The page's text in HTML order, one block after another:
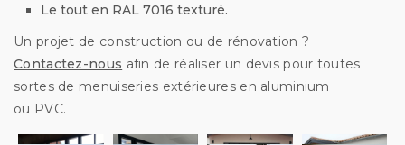
Le tout en RAL 7016 texturé.
Un projet de construction ou de rénovation ?
Contactez-nous afin de réaliser un devis pour toutes
sortes de menuiseries extérieures en aluminium
ou PVC.